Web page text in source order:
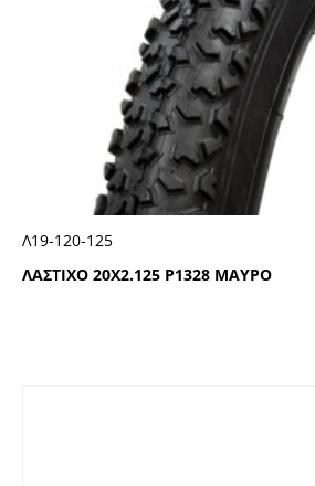
ΛΑΣΤΙΧΟ 20Χ2.125 Ρ1328 ΜΑΥΡΟ
Λ19-120-125